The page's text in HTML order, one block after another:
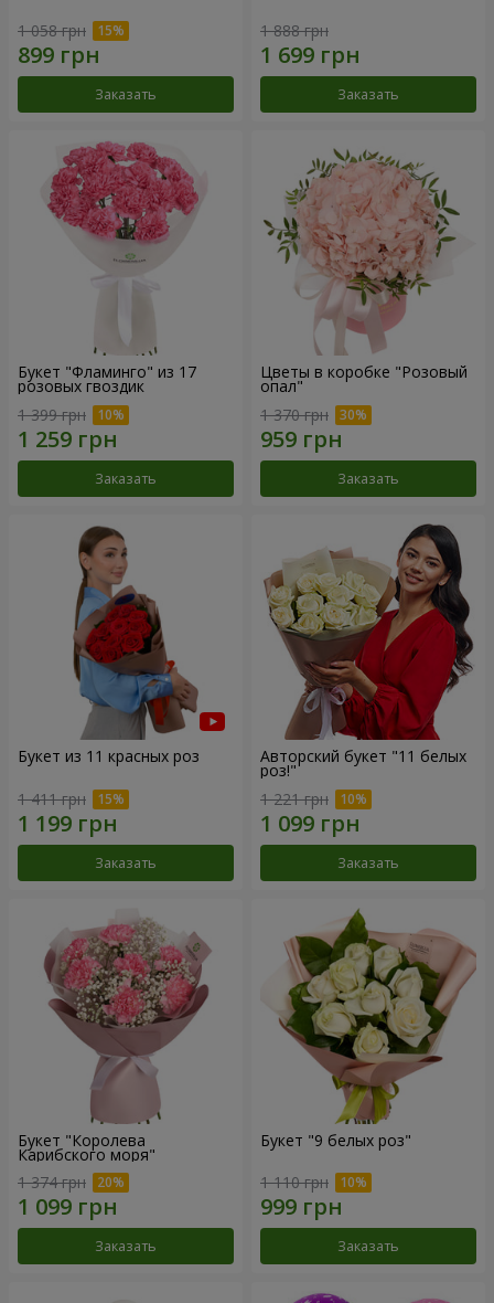
1 058 грн
Заказать
1 888 грн
Заказать
Букет "Фламинго" из 17
розовых гвоздик
1 399 грн
Заказать
Цветы в коробке "Розовый
опал"
1 370 грн
Заказать
Букет из 11 красных роз
1 411 грн
Заказать
Авторский букет "11 белых
роз!"
1 221 грн
Заказать
Букет "Королева
Карибского моря"
1 374 грн
Заказать
Букет "9 белых роз"
1 110 грн
Заказать